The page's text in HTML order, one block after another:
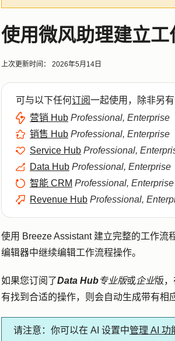
使用微风助理建立工
上次更新时间： 2026年5月14日
可与以下任何订阅一起使用，除非另有
营销 Hub Professional, Enterprise
销售 Hub Professional, Enterprise
Service Hub Professional,
Data Hub Professional, Enterprise
智能 CRM Professional, Enterprise
Revenue Hub Professional,
使用 Breeze Assistant 建立完整的工作流
编辑器中继续编辑工作流程操作。
如果您订阅了Data Hub专业版或企业版
有找到合适的操作，则会自动生成带有相
请注意 ：你可以在 AI 设置中管理 AI 功